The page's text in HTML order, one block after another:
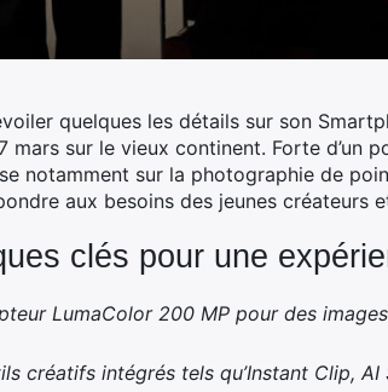
quelques les détails sur son
mars sur le vieux continent. Forte d’un
notamment sur la photographie de
aux besoins des jeunes créateurs
clés pour une
LumaColor 200 MP pour des
créatifs intégrés tels qu’Instant Clip,